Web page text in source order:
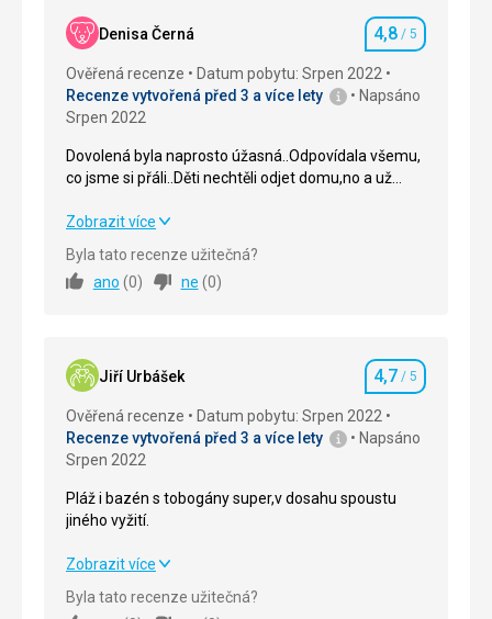
Denisa Černá Hodnocení
4,8 / 5
Ověřená recenze
Datum pobytu: Srpen 2022
Recenze vytvořená před 3 a více lety
Napsáno
Srpen 2022
Dovolená byla naprosto úžasná..Odpovídala všemu,
co jsme si přáli..Děti nechtěli odjet domu,no a už
místo..
Dovolená byla naprosto úžasná..Odpovídala všemu,
přemýšlíme, že příští rok pojedeme opět na to samé
místo..
Ubytování 4,0/ 5
Okolí 5,0
Služby
Cena 5,0
Pláž
Pláž jsme měli kousíček od hotelu,voda tedy už
Zobrazit více
Byla tato recenze užitečná?
ano (0) ne (0)
Jiří Urbášek Hodnocení
4,7 / 5
Ověřená recenze
Datum pobytu: Srpen 2022
Recenze vytvořená před 3 a více lety
Napsáno
Srpen 2022
Pláž i bazén s tobogány super,v dosahu spoustu
jiného vyžití.
Pláž i bazén s tobogány super,v dosahu spoustu
Zobrazit více
Byla tato recenze užitečná?